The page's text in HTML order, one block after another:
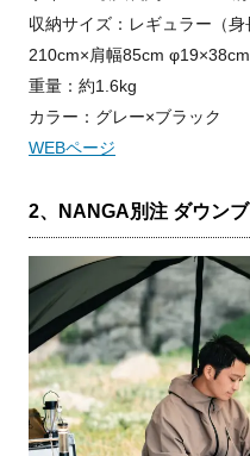
収納サイズ：レギュラー（
210cm×肩幅85cm φ19×38cm
重量：約1.6kg
カラー：グレー×ブラック
WEBページ
2、NANGA別注 ダウン